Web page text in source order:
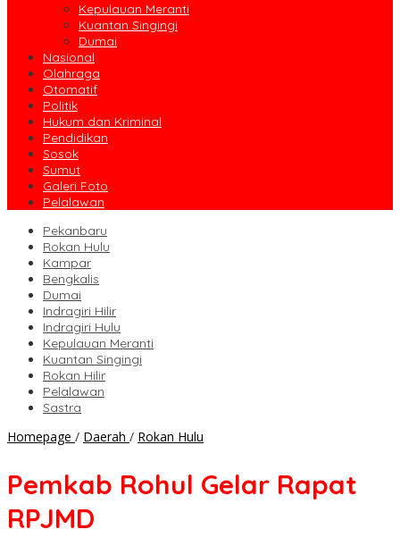
Kepulauan Meranti
Kuantan Singingi
Dumai
Nasional
Olahraga
Otomatif
Politik
Hukum dan Kriminal
Pendidikan
Sosok
Sumut
Galeri Foto
Pelalawan
Pekanbaru
Rokan Hulu
Kampar
Bengkalis
Dumai
Indragiri Hilir
Indragiri Hulu
Kepulauan Meranti
Kuantan Singingi
Rokan Hilir
Pelalawan
Sastra
Homepage / Daerah / Rokan Hulu
Rapat
Pemkab Rohul Gelar Rapat
RPJMD